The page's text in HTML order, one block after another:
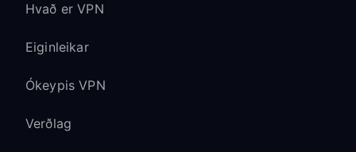
Hvað er VPN
Eiginleikar
Ókeypis VPN
Verðlag